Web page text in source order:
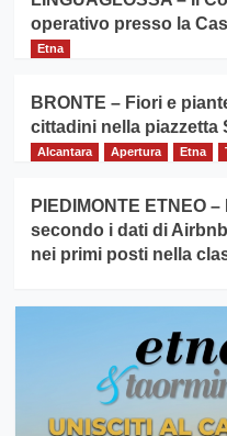
operativo presso la
Etna
BRONTE – Fiori e
cittadini nella piazzetta
Alcantara Apertura Etna
PIEDIMONTE ETNEO
secondo i dati di
nei primi posti nella